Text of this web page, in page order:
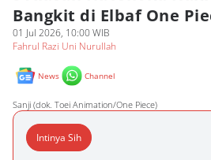
Bangkit di Elbaf One
01 Jul 2026, 10:00 WIB
Fahrul Razi Uni Nurullah
News Channel
Sanji (dok. Toei Animation/One Piece)
Intinya Sih